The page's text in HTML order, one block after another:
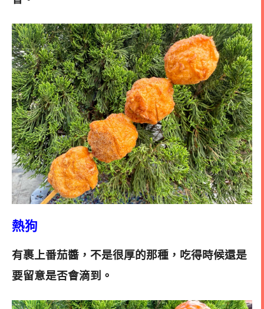
熱狗
有裹上番茄醬，不是很厚的那種，吃得時候還是
要留意是否會滴到 。